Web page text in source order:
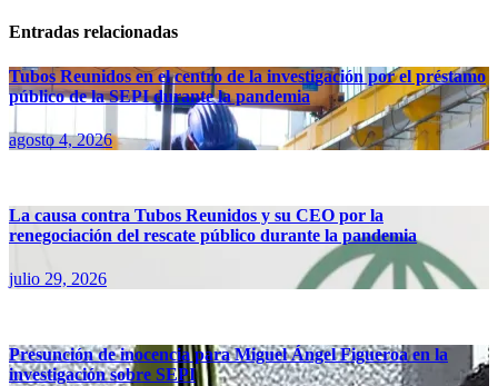
Entradas relacionadas
Tubos Reunidos en el centro de la investigación por el préstamo
público de la SEPI durante la pandemia
agosto 4, 2026
La causa contra Tubos Reunidos y su CEO por la
renegociación del rescate público durante la pandemia
julio 29, 2026
Presunción de inocencia para Miguel Ángel Figueroa en la
investigación sobre SEPI